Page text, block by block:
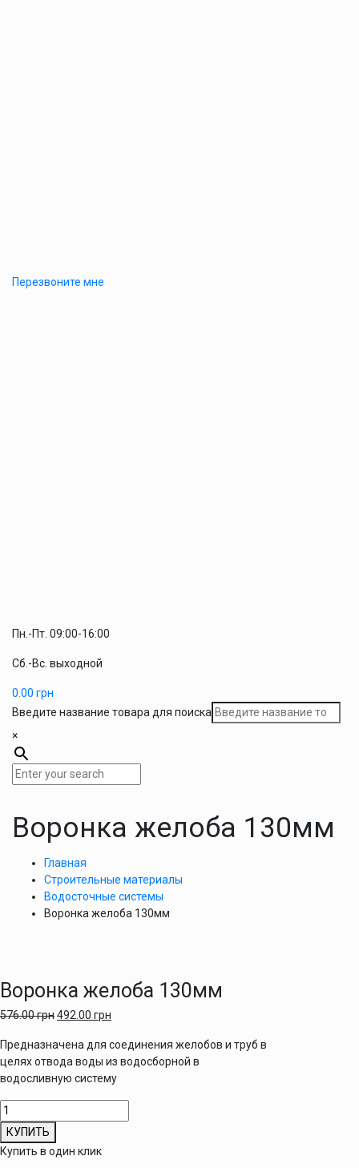
Перезвоните мне
Пн.-Пт. 09:00-16:00
Сб.-Вс. выходной
0.00 грн
Введите название товара для поиска
×
Воронка желоба 130мм
Главная
Строительные материалы
Водосточные системы
Воронка желоба 130мм
Воронка желоба 130мм
576.00грн492.00 грн
Предназначена для соединения желобов и труб в
целях отвода воды из водосборной в
водосливную систему
Количество
товара
Воронка
желоба
КУПИТЬ
Купить в один клик